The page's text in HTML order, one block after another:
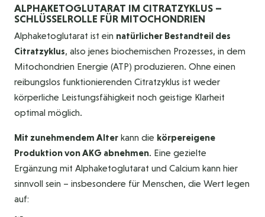
ALPHAKETOGLUTARAT IM CITRATZYKLUS –
SCHLÜSSELROLLE FÜR MITOCHONDRIEN
Alphaketoglutarat ist ein natürlicher Bestandteil des
Citratzyklus, also jenes biochemischen Prozesses, in dem
Mitochondrien Energie (ATP) produzieren. Ohne einen
reibungslos funktionierenden Citratzyklus ist weder
körperliche Leistungsfähigkeit noch geistige Klarheit
optimal möglich.
Mit zunehmendem Alter kann die körpereigene
Produktion von AKG abnehmen. Eine gezielte
Ergänzung mit Alphaketoglutarat und Calcium kann hier
sinnvoll sein – insbesondere für Menschen, die Wert legen
auf: